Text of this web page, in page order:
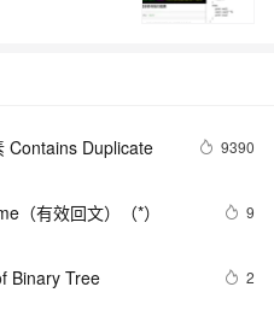
Contains Duplicate 9390
（有效回文）（*） 9
Binary Tree 2